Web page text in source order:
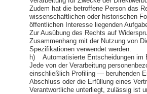
Zudem hat die betroffene Person das
wissenschaftlichen oder historischen
öffentlichen Interesse liegenden
Zur Ausübung des Rechts auf
Zusammenhang mit der Nutzung von
Spezifikationen verwendet werden.
h) Automatisierte Entscheidungen im
Jede von der Verarbeitung
einschließlich Profiling — beruhenden
Abschluss oder die Erfüllung eines
Verantwortliche unterliegt, zulässig ist